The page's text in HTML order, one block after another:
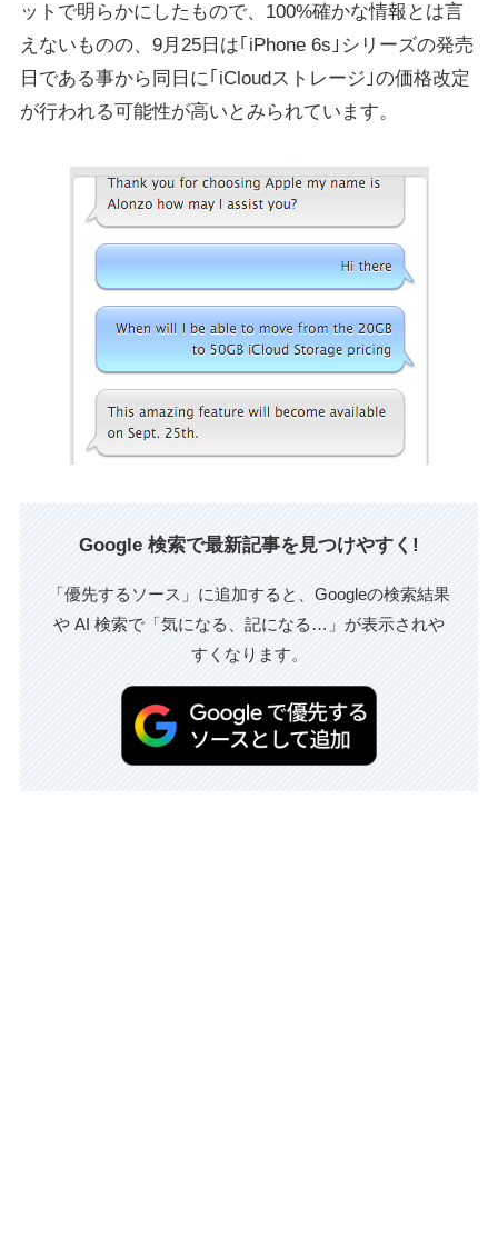
ットで明らかにしたもので、100%確かな情報とは言
えないものの、9月25日は｢iPhone 6s｣シリーズの発売
日である事から同日に｢iCloudストレージ｣の価格改定
が行われる可能性が高いとみられています。
Google 検索で最新記事を見つけやすく!
「優先するソース」に追加すると、Googleの検索結果
や AI 検索で「気になる、記になる…」が表示されや
すくなります。